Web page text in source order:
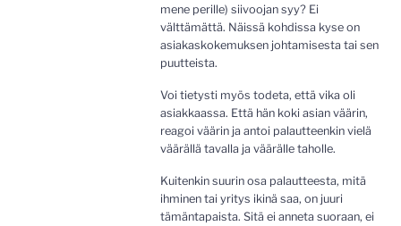
mene perille) siivoojan syy? Ei
välttämättä. Näissä kohdissa kyse on
asiakaskokemuksen johtamisesta tai sen
puutteista.
Voi tietysti myös todeta, että vika oli
asiakkaassa. Että hän koki asian väärin,
reagoi väärin ja antoi palautteenkin vielä
väärällä tavalla ja väärälle taholle.
Kuitenkin suurin osa palautteesta, mitä
ihminen tai yritys ikinä saa, on juuri
tämäntapaista. Sitä ei anneta suoraan, ei